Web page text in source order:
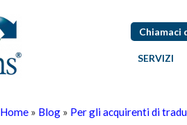
Chiamaci
SERVIZI
Home » Blog » Per gli acquirenti di